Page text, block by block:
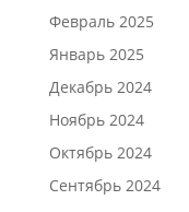
Февраль 2025
Январь 2025
Декабрь 2024
Ноябрь 2024
Октябрь 2024
Сентябрь 2024